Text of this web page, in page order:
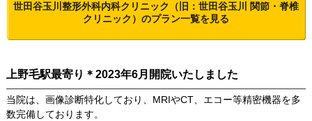
世田谷玉川整形外科内科クリニック（旧：世田谷玉川 関節・脊椎
クリニック） のプラン一覧を見る
上野毛駅最寄り＊2023年6月開院いたしました
当院は、画像診断特化しており、MRIやCT、エコー等精密機器を多
数完備しております。